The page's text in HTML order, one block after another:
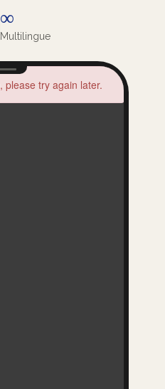
∞
Multilingue